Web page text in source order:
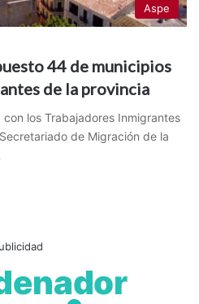
Aspe
44 de municipios
de la provincia
los Trabajadores Inmigrantes
de Migración de la